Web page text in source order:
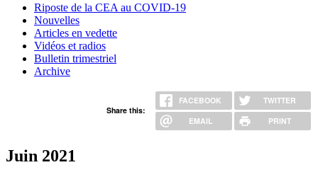
Riposte de la CEA au COVID-19
Nouvelles
Articles en vedette
Vidéos et radios
Bulletin trimestriel
Archive
Share this:
FACEBOOK
TWITTER
EMAIL
PRINT
Juin 2021